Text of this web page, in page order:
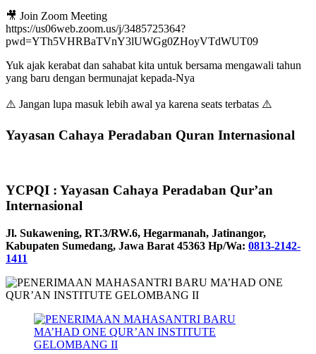
🎥 Join Zoom Meeting
https://us06web.zoom.us/j/3485725364?
pwd=YTh5VHRBaTVnY3lUWGg0ZHoyVTdWUT09
Yuk ajak kerabat dan sahabat kita untuk bersama mengawali tahun
yang baru dengan bermunajat kepada-Nya
⚠️ Jangan lupa masuk lebih awal ya karena seats terbatas ⚠️
Yayasan Cahaya Peradaban Quran Internasional
YCPQI : Yayasan Cahaya Peradaban Qur’an
Internasional
Jl. Sukawening, RT.3/RW.6, Hegarmanah, Jatinangor,
Kabupaten Sumedang, Jawa Barat 45363 Hp/Wa: 0813-2142-
1411